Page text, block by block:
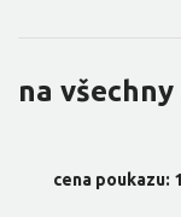
na
cena poukazu: